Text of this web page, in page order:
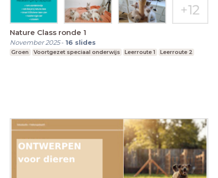
Nature Class ronde 1
November 2025- 16 slides
Groen Voortgezet speciaal onderwijs Leerroute 1 Leerroute 2